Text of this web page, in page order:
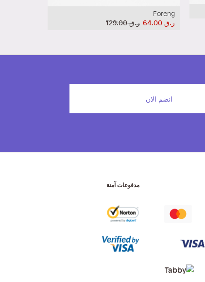
Foreng
ر.ق‏ 129.00
ر.ق‏ 64.00
انضم الان
مدفوعات آمنة